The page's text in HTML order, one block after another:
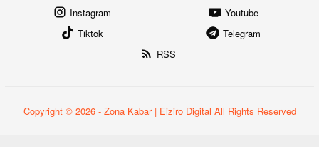
Instagram
Youtube
Tiktok
Telegram
RSS
Copyright © 2026 - Zona Kabar | Eiziro Digital All Rights Reserved